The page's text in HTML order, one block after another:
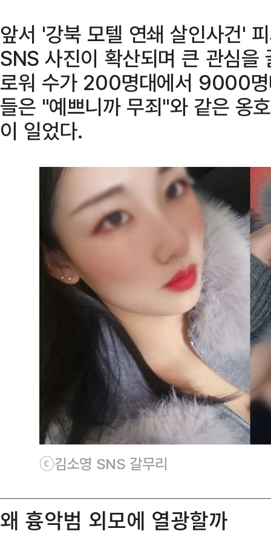
앞서 '강북 모텔 연쇄 살인사건'
SNS 사진이 확산되며 큰 관심을
로워 수가 200명대에서 9000명
들은 "예쁘니까 무죄"와 같은 옹
이 일었다.
ⓒ김소영 SNS 갈무리
왜 흉악범 외모에 열광할까